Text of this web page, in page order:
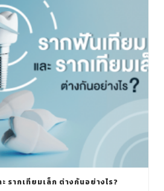
รากเทียมเล็ก ต่างกันอย่างไร?